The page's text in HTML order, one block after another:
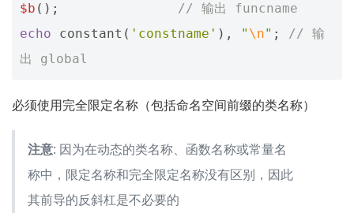
$b ();
// 输出 funcname
echo
constant ( 'constname' ), " \n" ;
// 输
出 global
必须使用完全限定名称（包括命名空间前缀的类名称）
注意: 因为在动态的类名称、函数名称或常量名
称中，限定名称和完全限定名称没有区别，因此
其前导的反斜杠是不必要的